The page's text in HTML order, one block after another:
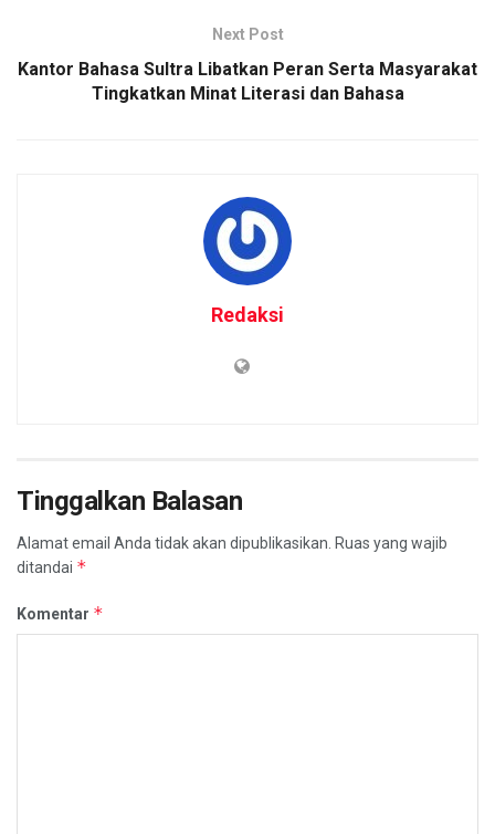
Next Post
Kantor Bahasa Sultra Libatkan Peran Serta Masyarakat
Tingkatkan Minat Literasi dan Bahasa
Redaksi
Tinggalkan Balasan
Alamat email Anda tidak akan dipublikasikan. Ruas yang wajib
ditandai *
Komentar *